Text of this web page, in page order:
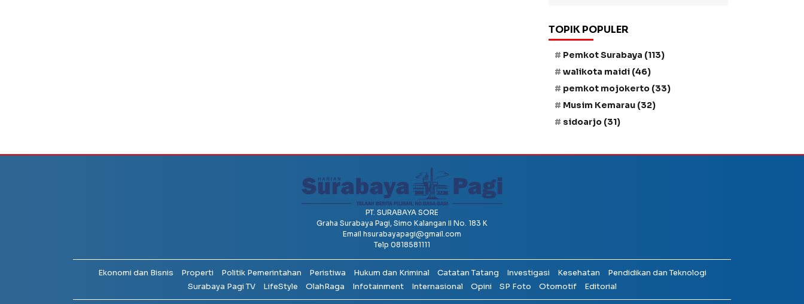
TOPIK POPULER
Pemkot Surabaya (113)
walikota maidi (46)
pemkot mojokerto (33)
Musim Kemarau (32)
sidoarjo (31)
PT. SURABAYA SORE
Graha Surabaya Pagi, Simo Kalangan II No. 183 K
Email hsurabayapagi@gmail.com
Telp 0818581111
Ekonomi dan Bisnis Properti Politik Pemerintahan Peristiwa Hukum dan Kriminal Catatan Tatang Investigasi Kesehatan
Pendidikan dan Teknologi
Surabaya Pagi TV
LifeStyle OlahRaga Infotainment Internasional Opini SP Foto Otomotif Editorial